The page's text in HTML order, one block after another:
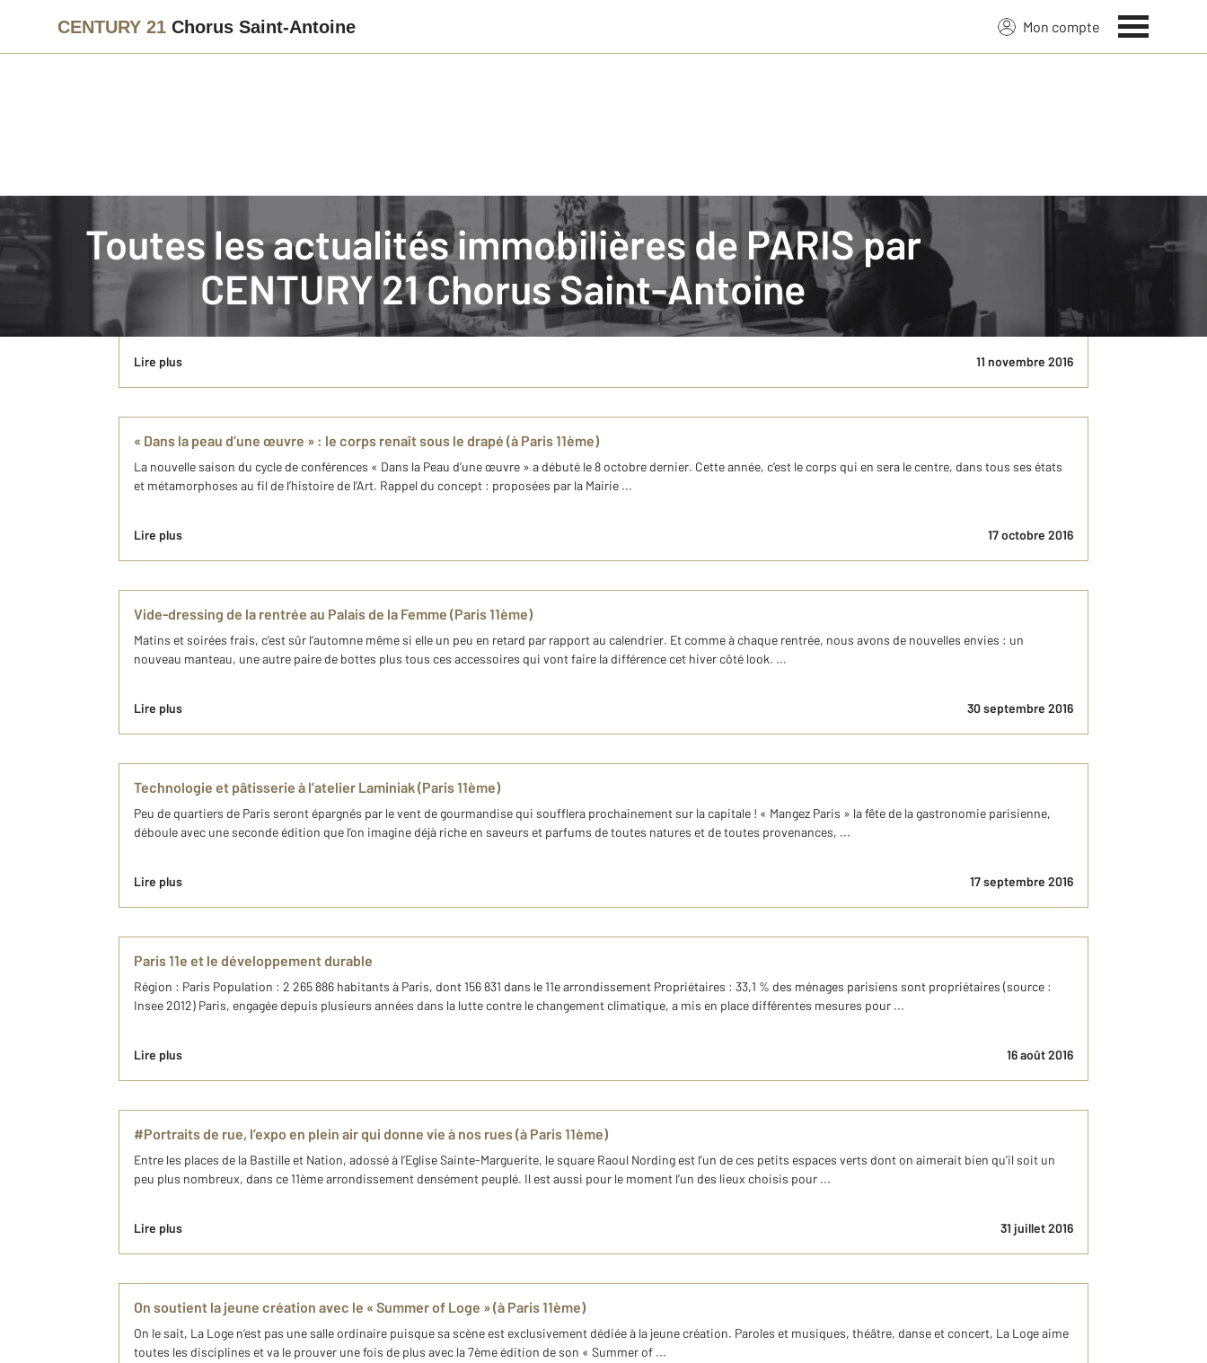
CENTURY 21 Chorus Saint-Antoine Mon compte
Toutes les actualités immobilières de PARIS par
CENTURY 21 Chorus Saint-Antoine
Région : Ile de France Population : 2 254 262 habitants à Paris, dont 155 267 dans le 11e arrondissement Propriétaires : 33,3 % des ménages parisiens sont propriétaires
(source : Insee 2013) Dans le onzième arrondissement de Paris, priorité est donnée au sport. Entre amis, en famille, seul ou ...
Lire plus 11 novembre 2016
« Dans la peau d’une œuvre » : le corps renaît sous le drapé (à Paris 11ème)
La nouvelle saison du cycle de conférences « Dans la Peau d’une œuvre » a débuté le 8 octobre dernier. Cette année, c’est le corps qui en sera le centre, dans tous ses états
et métamorphoses au fil de l’histoire de l’Art. Rappel du concept : proposées par la Mairie ...
Lire plus 17 octobre 2016
Vide-dressing de la rentrée au Palais de la Femme (Paris 11ème)
Matins et soirées frais, c’est sûr l’automne même si elle un peu en retard par rapport au calendrier. Et comme à chaque rentrée, nous avons de nouvelles envies : un
nouveau manteau, une autre paire de bottes plus tous ces accessoires qui vont faire la différence cet hiver côté look. ...
Lire plus 30 septembre 2016
Technologie et pâtisserie à l’atelier Laminiak (Paris 11ème)
Peu de quartiers de Paris seront épargnés par le vent de gourmandise qui soufflera prochainement sur la capitale ! « Mangez Paris » la fête de la gastronomie parisienne,
déboule avec une seconde édition que l’on imagine déjà riche en saveurs et parfums de toutes natures et de toutes provenances, ...
Lire plus 17 septembre 2016
Paris 11e et le développement durable
Région : Paris Population : 2 265 886 habitants à Paris, dont 156 831 dans le 11e arrondissement Propriétaires : 33,1 % des ménages parisiens sont propriétaires (source :
Insee 2012) Paris, engagée depuis plusieurs années dans la lutte contre le changement climatique, a mis en place différentes mesures pour ...
Lire plus 16 août 2016
#Portraits de rue, l’expo en plein air qui donne vie à nos rues (à Paris 11ème)
Entre les places de la Bastille et Nation, adossé à l’Eglise Sainte-Marguerite, le square Raoul Nording est l’un de ces petits espaces verts dont on aimerait bien qu’il soit un
peu plus nombreux, dans ce 11ème arrondissement densément peuplé. Il est aussi pour le moment l’un des lieux choisis pour ...
Lire plus 31 juillet 2016
On soutient la jeune création avec le « Summer of Loge » (à Paris 11ème)
On le sait, La Loge n’est pas une salle ordinaire puisque sa scène est exclusivement dédiée à la jeune création. Paroles et musiques, théâtre, danse et concert, La Loge aime
toutes les disciplines et va le prouver une fois de plus avec la 7ème édition de son « Summer of ...